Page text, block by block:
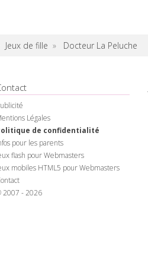
Jeux de fille » Docteur La Peluche
Légales
de confidentialité
pour les parents
flash pour Webmasters
mobiles HTML5 pour Webmasters
2007 - 2026